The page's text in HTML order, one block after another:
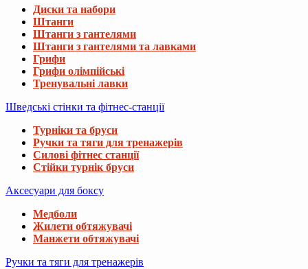
Диски та набори
Штанги
Штанги з гантелями
Штанги з гантелями та лавками
Грифи
Грифи олімпійські
Тренувальні лавки
Шведські стінки та фітнес-станції
Турніки та бруси
Ручки та тяги для тренажерів
Силові фітнес станції
Стійки турнік бруси
Аксесуари для боксу
Медболи
Жилети обтяжувачі
Манжети обтяжувачі
Ручки та тяги для тренажерів